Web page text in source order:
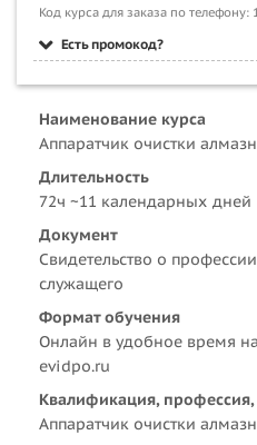
Код курса для заказа по телефону:
Есть промокод?
Наименование курса
Аппаратчик очистки
Длительность
72ч ~11 календарных дней
Документ
Свидетельство о
служащего
Формат обучения
Онлайн в удобное время
evidpo.ru
Квалификация, профессия,
Аппаратчик очистки